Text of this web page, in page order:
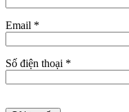
Email *
Số điện thoại *